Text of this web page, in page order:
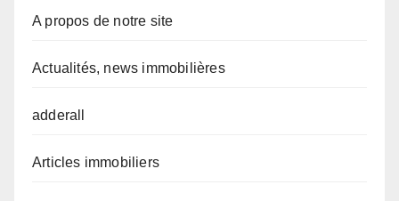
A propos de notre site
Actualités, news immobilières
adderall
Articles immobiliers